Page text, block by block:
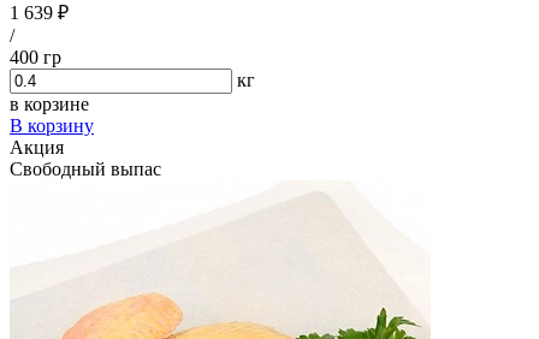
1 639 ₽
/
400 гр
кг
в корзине
В корзину
Акция
Свободный выпас